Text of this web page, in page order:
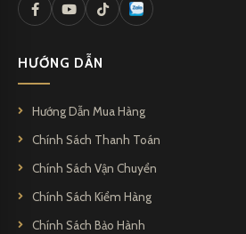
HƯỚNG DẪN
Hướng Dẫn Mua Hàng
Chính Sách Thanh Toán
Chính Sách Vận Chuyển
Chính Sách Kiểm Hàng
Chính Sách Bảo Hành